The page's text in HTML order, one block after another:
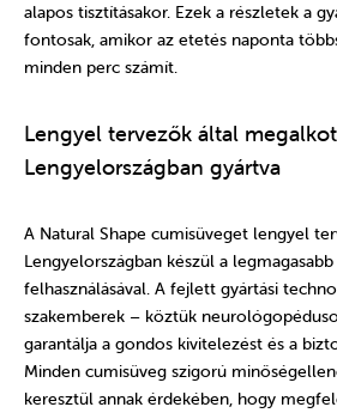
alapos tisztításakor. Ezek a részletek a
fontosak, amikor az etetés naponta
minden perc számít.
Lengyel tervezők által
Lengyelországban gyártva
A Natural Shape cumisüveget lengyel
Lengyelországban készül a
felhasználásával. A fejlett gyártási
szakemberek – köztük
garantálja a gondos kivitelezést és a
Minden cumisüveg szigorú
keresztül annak érdekében, hogy